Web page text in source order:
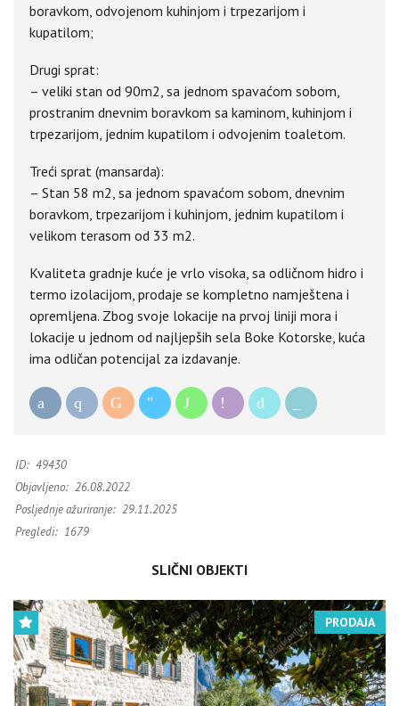
boravkom, odvojenom kuhinjom i trpezarijom i
kupatilom;
Drugi sprat:
– veliki stan od 90m2, sa jednom spavaćom sobom,
prostranim dnevnim boravkom sa kaminom, kuhinjom i
trpezarijom, jednim kupatilom i odvojenim toaletom.
Treći sprat (mansarda):
– Stan 58 m2, sa jednom spavaćom sobom, dnevnim
boravkom, trpezarijom i kuhinjom, jednim kupatilom i
velikom terasom od 33 m2.
Kvaliteta gradnje kuće je vrlo visoka, sa odličnom hidro i
termo izolacijom, prodaje se kompletno namještena i
opremljena. Zbog svoje lokacije na prvoj liniji mora i
lokacije u jednom od najljepših sela Boke Kotorske, kuća
ima odličan potencijal za izdavanje.
ID: 49430
Objavljeno: 26.08.2022
Posljednje ažuriranje: 29.11.2025
Pregledi: 1679
SLIČNI OBJEKTI
PRODAJA